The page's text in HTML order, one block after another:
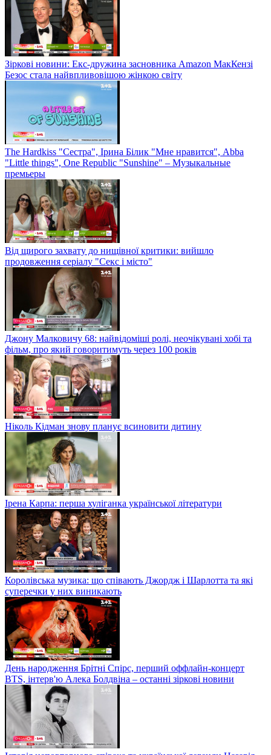
Зіркові новини: Екс-дружина засновника Amazon МакКензі
Безос стала найвпливовішою жінкою світу
The Hardkiss "Сестра", Ірина Білик "Мне нравится", Abba
"Little things", One Republic "Sunshine" – Музыкальные
премьеры
Від щирого захвату до нищівної критики: вийшло
продовження серіалу "Секс і місто"
Джону Малковичу 68: найвідоміші ролі, неочікувані хобі та
фільм, про який говоритимуть через 100 років
Ніколь Кідман знову планує всиновити дитину
Ірена Карпа: перша хуліганка української літератури
Королівська музика: що співають Джордж і Шарлотта та які
суперечки у них виникають
День народження Брітні Спірс, перший оффлайн-концерт
BTS, інтерв'ю Алека Болдвіна – останні зіркові новини